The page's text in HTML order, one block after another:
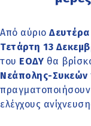
Από αύριο Δευτέρα
Τετάρτη 13
του ΕΟΔΥ θα
Νεάπολης-Συκεών
ελέγχους